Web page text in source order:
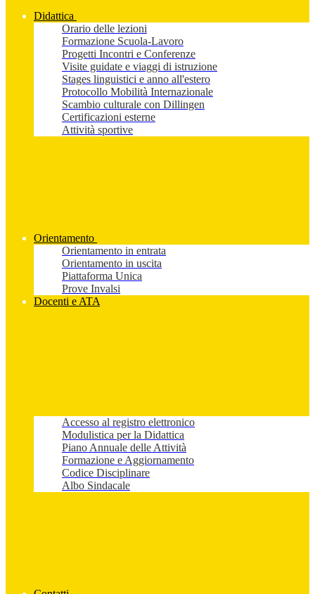
Didattica
Orario delle lezioni
Formazione Scuola-Lavoro
Progetti Incontri e Conferenze
Visite guidate e viaggi di istruzione
Stages linguistici e anno all'estero
Protocollo Mobilità Internazionale
Scambio culturale con Dillingen
Certificazioni esterne
Attività sportive
Orientamento
Orientamento in entrata
Orientamento in uscita
Piattaforma Unica
Prove Invalsi
Docenti e ATA
Accesso al registro elettronico
Modulistica per la Didattica
Piano Annuale delle Attività
Formazione e Aggiornamento
Codice Disciplinare
Albo Sindacale